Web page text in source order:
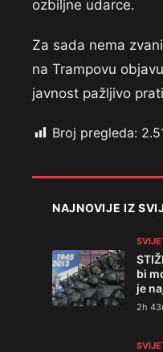
ozbiljne udarce.
Za sada nema
na Trampovu
javnost pažljivo
Broj pregleda:
NAJNOVIJE IZ
bi
je
2h